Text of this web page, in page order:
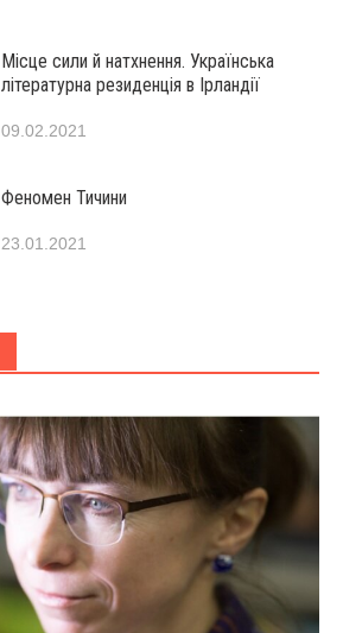
Місце сили й натхнення. Українська
літературна резиденція в Ірландії
09.02.2021
Феномен Тичини
23.01.2021